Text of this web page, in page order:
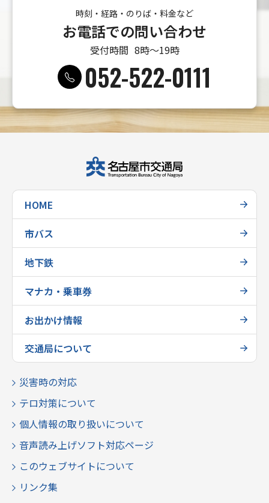
時刻・経路・のりば・料金など
お電話での問い合わせ
受付時間 8時〜19時
052-522-0111
HOME
市バス
地下鉄
マナカ・乗車券
お出かけ情報
交通局について
災害時の対応
テロ対策について
個人情報の取り扱いについて
音声読み上げソフト対応ページ
このウェブサイトについて
リンク集